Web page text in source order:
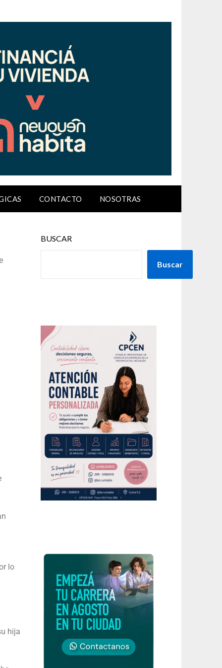
CONTACTO NOSOTRAS
lo
hija
BUSCAR
Buscar